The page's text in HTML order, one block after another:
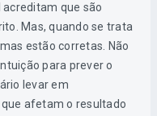
que são
Mas, quando se trata
estão corretas. Não
para prever o
levar em
afetam o resultado